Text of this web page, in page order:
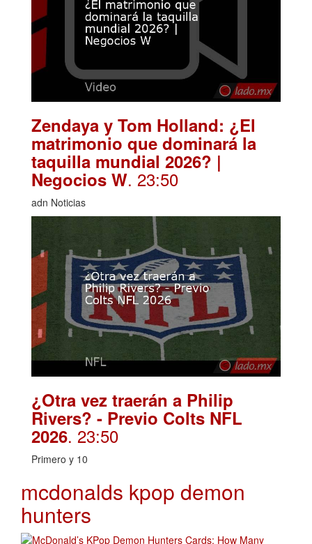
Zendaya y Tom Holland: ¿El
matrimonio que dominará la
taquilla mundial 2026? |
Negocios W. 23:50
adn Noticias
¿Otra vez traerán a Philip
Rivers? - Previo Colts NFL
2026. 23:50
Primero y 10
mcdonalds kpop demon
hunters